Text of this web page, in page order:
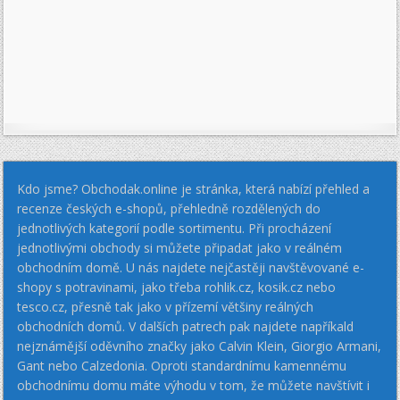
Kdo jsme? Obchodak.online je stránka, která nabízí přehled a
recenze českých e-shopů, přehledně rozdělených do
jednotlivých kategorií podle sortimentu. Při procházení
jednotlivými obchody si můžete připadat jako v reálném
obchodním domě. U nás najdete nejčastěji navštěvované e-
shopy s potravinami, jako třeba rohlik.cz, kosik.cz nebo
tesco.cz, přesně tak jako v přízemí většiny reálných
obchodních domů. V dalších patrech pak najdete napříkald
nejznámější oděvního značky jako Calvin Klein, Giorgio Armani,
Gant nebo Calzedonia. Oproti standardnímu kamennému
obchodnímu domu máte výhodu v tom, že můžete navštívit i